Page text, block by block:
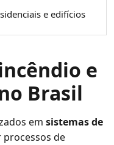
e edifícios
e
Brasil
em sistemas de
processos de